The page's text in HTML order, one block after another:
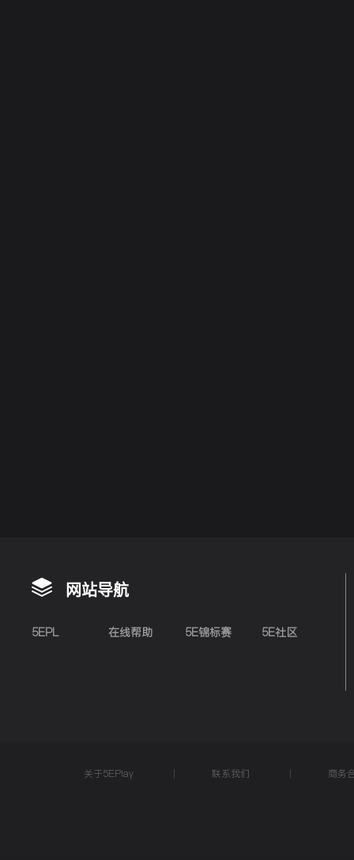
网站导航
5EPL 在线帮助 5E锦标赛 5E社区
关于5EPlay 联系我们 商务